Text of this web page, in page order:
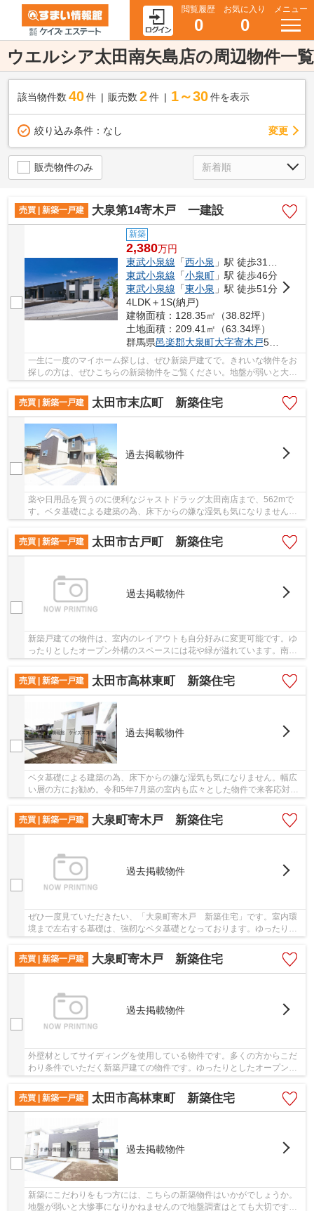
閲覧履歴
0
お気に入り
0
メニュー
ウエルシア太田南矢島店の周辺物件一覧
該当物件数 40件 販売数 2 件 1～30 件を表示
絞り込み条件： なし 変更
販売物件のみ
売買 | 新築一戸建 大泉第14寄木戸 一建設
新築
2,380万円
東武小泉線 「西小泉 」駅 徒歩31分車6分 2.2km
東武小泉線 「小泉町」駅 徒歩46分
東武小泉線 「東小泉 」駅 徒歩51分
4LDK＋1S(納戸)
建物面積：128.35㎡（38.82坪）
土地面積：209.41㎡（63.34坪）
群馬県邑楽郡大泉町大字寄木戸525-1
一生に一度のマイホーム探しは、ぜひ新築戸建てで。きれいな物件をお
探しの方は、ぜひこちらの新築物件をご覧ください。地盤が弱いと大惨
売買 | 新築一戸建
太田市末広町 新築住宅
過去掲載物件
薬や日用品を買うのに便利なジャストドラッグ太田南店まで、562mで
す。ベタ基礎による建築の為、床下からの嫌な湿気も気になりません。
売買 | 新築一戸建
太田市古戸町 新築住宅
過去掲載物件
新築戸建ての物件は、室内のレイアウトも自分好みに変更可能です。ゆ
ったりとしたオープン外構のスペースには花や緑が溢れています。南側
売買 | 新築一戸建
太田市高林東町 新築住宅
過去掲載物件
ベタ基礎による建築の為、床下からの嫌な湿気も気になりません。幅広
い層の方にお勧め。令和5年7月築の室内も広々とした物件で来客応対に
売買 | 新築一戸建
大泉町寄木戸 新築住宅
過去掲載物件
ぜひ一度見ていただきたい、「大泉町寄木戸 新築住宅」です。室内環
境まで左右する基礎は、強靭なベタ基礎となっております。ゆったりと
売買 | 新築一戸建
大泉町寄木戸 新築住宅
過去掲載物件
外壁材としてサイディングを使用している物件です。多くの方からこだ
わり条件でいただく新築戸建ての物件です。ゆったりとしたオープン外
構のスペースには花や緑が溢れています。室内...
売買 | 新築一戸建
太田市高林東町 新築住宅
過去掲載物件
新築にこだわりをもつ方には、こちらの新築物件はいかがでしょうか。
地盤が弱いと大惨事になりかねませんので地盤調査はとても大切です。